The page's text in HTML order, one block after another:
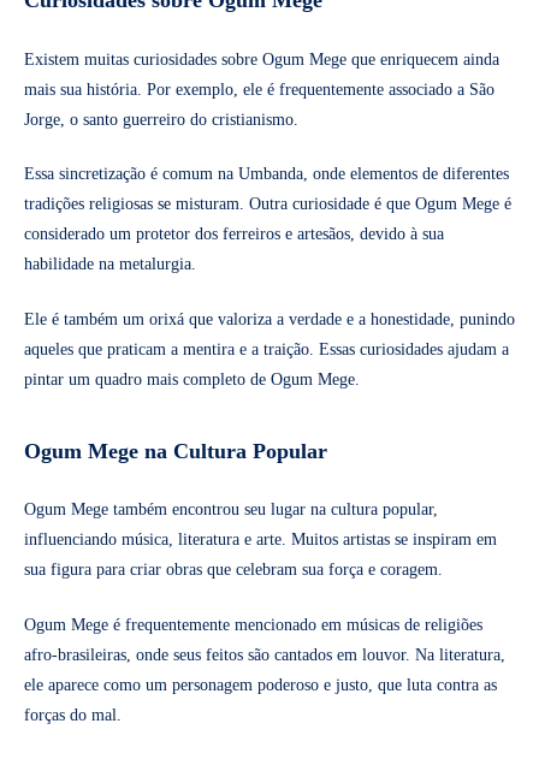
Existem muitas curiosidades sobre Ogum Mege que enriquecem ainda
mais sua história. Por exemplo, ele é frequentemente associado a São
Jorge, o santo guerreiro do cristianismo.
Essa sincretização é comum na Umbanda, onde elementos de diferentes
tradições religiosas se misturam. Outra curiosidade é que Ogum Mege é
considerado um protetor dos ferreiros e artesãos, devido à sua
habilidade na metalurgia.
Ele é também um orixá que valoriza a verdade e a honestidade, punindo
aqueles que praticam a mentira e a traição. Essas curiosidades ajudam a
pintar um quadro mais completo de Ogum Mege.
Ogum Mege na Cultura Popular
Ogum Mege também encontrou seu lugar na cultura popular,
influenciando música, literatura e arte. Muitos artistas se inspiram em
sua figura para criar obras que celebram sua força e coragem.
Ogum Mege é frequentemente mencionado em músicas de religiões
afro-brasileiras, onde seus feitos são cantados em louvor. Na literatura,
ele aparece como um personagem poderoso e justo, que luta contra as
forças do mal.